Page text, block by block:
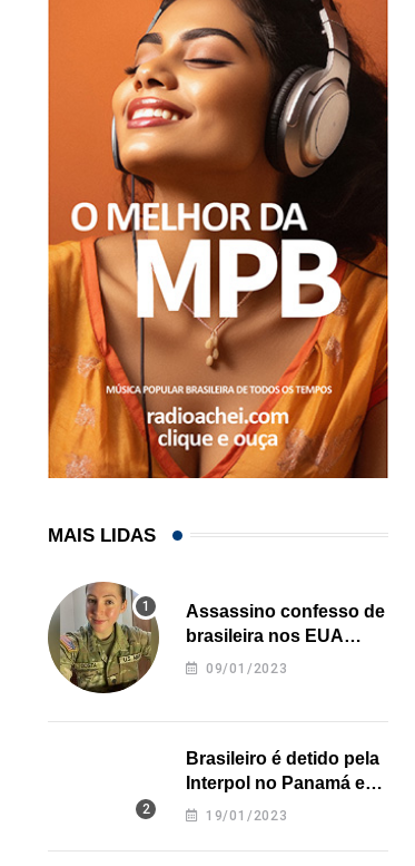
MAIS LIDAS
Assassino confesso de
brasileira nos EUA
revela onde deixou o
09/01/2023
Brasileiro é detido pela
Interpol no Panamá e
pode pegar prisão
19/01/2023